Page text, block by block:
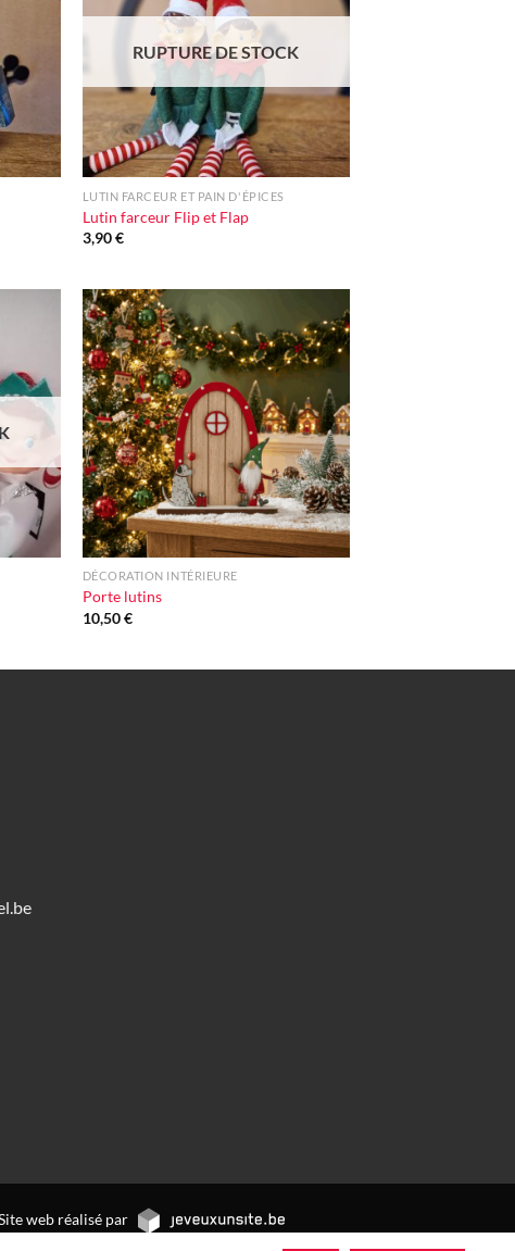
+
RUPTURE DE STOCK
LUTIN FARCEUR ET PAIN D'ÉPICES
Lutin farceur Flip et Flap
3,90€
d'envie
Ajouter
à la liste
+
DÉCORATION INTÉRIEURE
Porte lutins
10,50€
web réalisé par